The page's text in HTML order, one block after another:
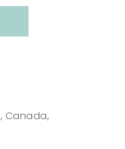
, Canada,